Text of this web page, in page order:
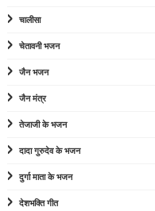
चालीसा
चेतावनी भजन
जैन भजन
जैन मंत्र
तेजाजी के भजन
दादा गुरुदेव के भजन
दुर्गा माता के भजन
देशभक्ति गीत